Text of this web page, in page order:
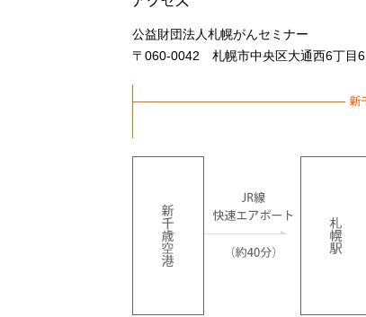
公益財団法人札幌がんセミナー
〒060-0042 札幌市中央区大通西6丁目6